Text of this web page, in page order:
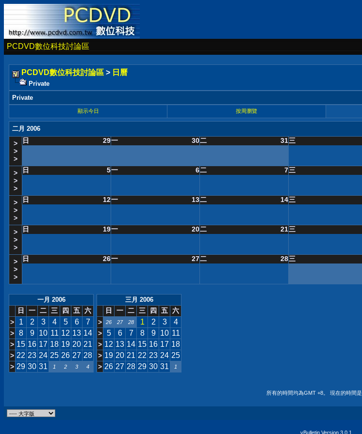
PCDVD數位科技討論區
PCDVD數位科技討論區 > 日曆
Private
Private
顯示今日 按周瀏覽
二月 2006
>
>
>
29
日 30
一 31
二 三
>
>
>
5
日 6
一 7
二 三
>
>
>
12
日 13
一 14
二 三
>
>
>
19
日 20
一 21
二 三
>
>
>
26
日 27
一 28
二 三
一月 2006
日 一 二 三 四 五 六
>
1 2 3 4 5 6 7
> 8 9 10 11 12 13 14
> 15 16 17 18 19 20 21
> 22 23 24 25 26 27 28
> 29 30 31 1 2 3 4
三月 2006
日 一 二 三 四 五 六
>
26 27 28 1 2 3 4
> 5 6 7 8 9 10 11
> 12 13 14 15 16 17 18
> 19 20 21 22 23 24 25
> 26 27 28 29 30 31 1
所有的時間均為GMT +8。 現在的時間是
vBulletin Version 3.0.1